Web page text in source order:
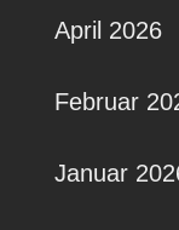
April 2026
Februar
Januar